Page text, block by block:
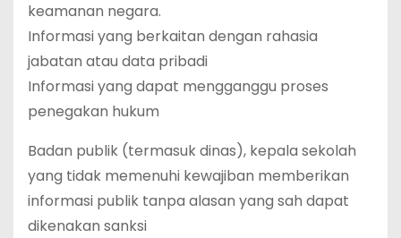
keamanan negara.
Informasi yang berkaitan dengan rahasia
jabatan atau data pribadi
Informasi yang dapat mengganggu proses
penegakan hukum
Badan publik (termasuk dinas), kepala sekolah
yang tidak memenuhi kewajiban memberikan
informasi publik tanpa alasan yang sah dapat
dikenakan sanksi